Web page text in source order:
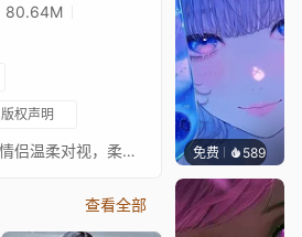
80.64M
版权声明
暖调虚化背景中，一对情侣温柔对视，柔和光影搭配细碎星光，整体氛围甜蜜浪漫，满是恋爱的温柔感。
查看全部
免费 589辰东